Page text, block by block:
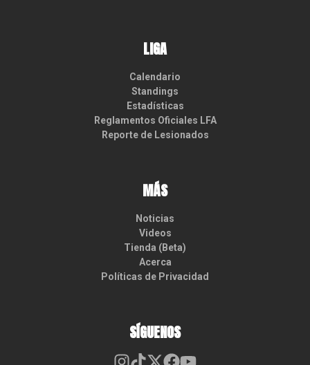
LIGA
Calendario
Standings
Estadísticas
Reglamentos Oficiales LFA
Reporte de Lesionados
MÁS
Noticias
Videos
Tienda (Beta)
Acerca
Políticas de Privacidad
SÍGUENOS